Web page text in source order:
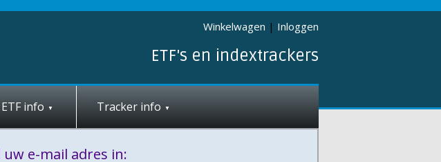
Winkelwagen | Inloggen
ETF's en indextrackers
ETF info Tracker info
uw e-mail adres in: